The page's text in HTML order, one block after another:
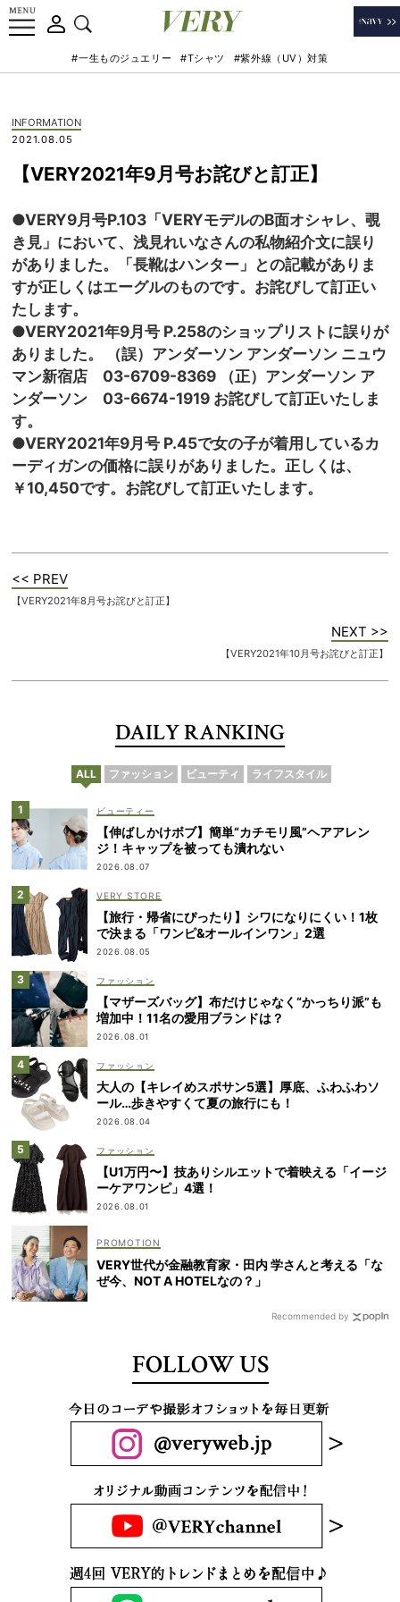
#一生ものジュエリー #Tシャツ #紫外線（UV）対策
INFORMATION
2021.08.05
【VERY2021年9月号お詫びと訂正】
●VERY9月号P.103「VERYモデルのB面オシャレ、覗
き見」において、浅見れいなさんの私物紹介文に誤り
がありました。「長靴はハンター」との記載がありま
すが正しくはエーグルのものです。お詫びして訂正い
たします。
●VERY2021年9月号 P.258のショップリストに誤りが
ありました。 （誤）アンダーソン アンダーソン ニュウ
マン新宿店 03-6709-8369 （正）アンダーソン ア
ンダーソン 03-6674-1919 お詫びして訂正いたしま
す。
●VERY2021年9月号 P.45で女の子が着用しているカ
ーディガンの価格に誤りがありました。正しくは、
￥10,450です。お詫びして訂正いたします。
<< PREV
【VERY2021年8月号お詫びと訂正】
NEXT >>
【VERY2021年10月号お詫びと訂正】
DAILY RANKING
ALL ファッション ビューティ ライフスタイル
ビューティー
【伸ばしかけボブ】簡単“カチモリ風”ヘアアレン
ジ！キャップを被っても潰れない
2026.08.07
VERY STORE
【旅行・帰省にぴったり】シワになりにくい！1枚
で決まる「ワンピ&オールインワン」2選
2026.08.05
ファッション
【マザーズバッグ】布だけじゃなく“かっちり派”も
増加中！11名の愛用ブランドは？
2026.08.01
ファッション
大人の【キレイめスポサン5選】厚底、ふわふわソ
ール…歩きやすくて夏の旅行にも！
2026.08.04
ファッション
【U1万円〜】技ありシルエットで着映える「イージ
ーケアワンピ」4選！
2026.08.01
VERY世代が金融教育家・田内 学さんと考える「な
ぜ今、NOT A HOTELなの？」
Recommended by
FOLLOW US